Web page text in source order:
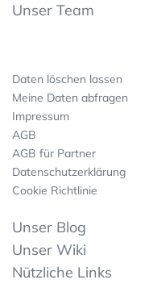
Unser Team
Daten löschen lassen
Meine Daten abfragen
Impressum
AGB
AGB für Partner
Datenschutzerklärung
Cookie Richtlinie
Unser Blog
Unser Wiki
Nützliche Links